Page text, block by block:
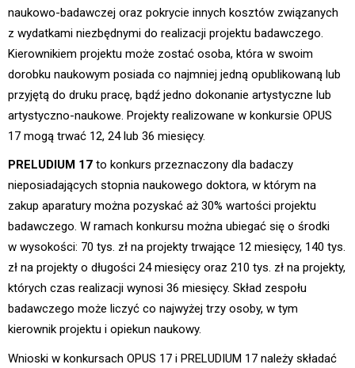
naukowo-badawczej oraz pokrycie innych kosztów związanych
z wydatkami niezbędnymi do realizacji projektu badawczego.
Kierownikiem projektu może zostać osoba, która w swoim
dorobku naukowym posiada co najmniej jedną opublikowaną lub
przyjętą do druku pracę, bądź jedno dokonanie artystyczne lub
artystyczno-naukowe. Projekty realizowane w konkursie OPUS
17 mogą trwać 12, 24 lub 36 miesięcy.
PRELUDIUM 17 to konkurs przeznaczony dla badaczy
nieposiadających stopnia naukowego doktora, w którym na
zakup aparatury można pozyskać aż 30% wartości projektu
badawczego. W ramach konkursu można ubiegać się o środki
w wysokości: 70 tys. zł na projekty trwające 12 miesięcy, 140 tys.
zł na projekty o długości 24 miesięcy oraz 210 tys. zł na projekty,
których czas realizacji wynosi 36 miesięcy. Skład zespołu
badawczego może liczyć co najwyżej trzy osoby, w tym
kierownik projektu i opiekun naukowy.
Wnioski w konkursach OPUS 17 i PRELUDIUM 17 należy składać